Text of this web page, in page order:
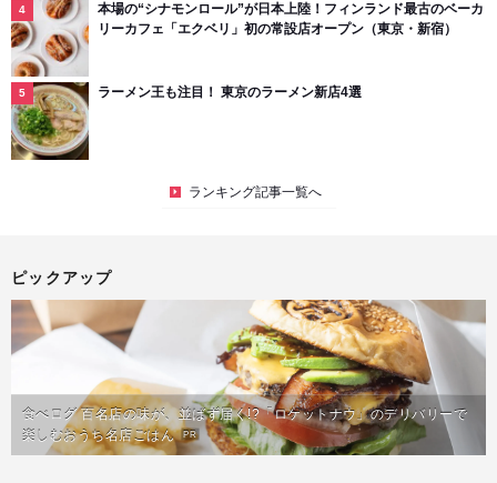
本場の“シナモンロール”が日本上陸！フィンランド最古のベーカ
リーカフェ「エクベリ」初の常設店オープン（東京・新宿）
ラーメン王も注目！ 東京のラーメン新店4選
ランキング記事一覧へ
ピックアップ
食べログ 百名店の味が、並ばず届く!?「ロケットナウ」のデリバリーで
楽しむおうち名店ごはん PR